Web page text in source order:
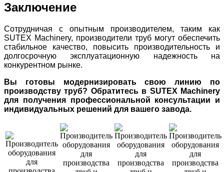
Заключение
Сотрудничая с опытным производителем, таким как
SUTEX Machinery, производители труб могут обеспечить
стабильное качество, повысить производительность и
долгосрочную эксплуатационную надежность на
конкурентном рынке.
Вы готовы модернизировать свою линию по
производству труб? Обратитесь в SUTEX Machinery
для получения профессиональной консультации и
индивидуальных решений для вашего завода.